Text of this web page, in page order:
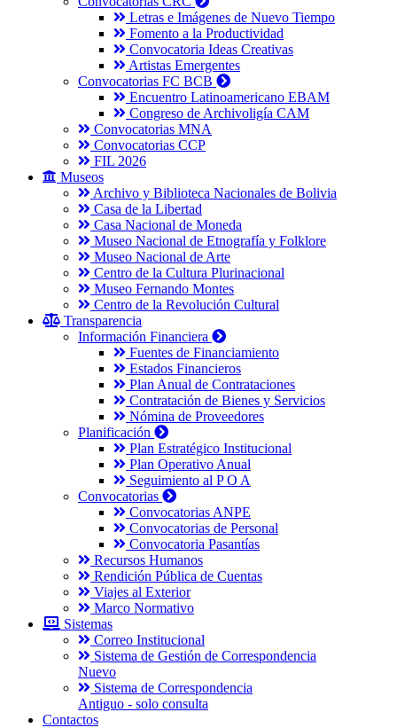
Letras e Imágenes de Nuevo Tiempo
Fomento a la Productividad
Convocatoria Ideas Creativas
Artistas Emergentes
Convocatorias FC BCB
Encuentro Latinoamericano EBAM
Congreso de Archivoligía CAM
Convocatorias MNA
Convocatorias CCP
FIL 2026
Museos
Archivo y Biblioteca Nacionales de Bolivia
Casa de la Libertad
Casa Nacional de Moneda
Museo Nacional de Etnografía y Folklore
Museo Nacional de Arte
Centro de la Cultura Plurinacional
Museo Fernando Montes
Centro de la Revolución Cultural
Transparencia
Información Financiera
Fuentes de Financiamiento
Estados Financieros
Plan Anual de Contrataciones
Contratación de Bienes y Servicios
Nómina de Proveedores
Planificación
Plan Estratégico Institucional
Plan Operativo Anual
Seguimiento al P O A
Convocatorias
Convocatorias ANPE
Convocatorias de Personal
Convocatoria Pasantías
Recursos Humanos
Rendición Pública de Cuentas
Viajes al Exterior
Marco Normativo
Sistemas
Correo Institucional
Sistema de Gestión de Correspondencia
Nuevo
Sistema de Correspondencia
Antiguo - solo consulta
Contactos